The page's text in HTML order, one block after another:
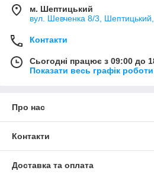
м. Шептицький
вул. Шевченка 8/3, Шептицький,
Контакти
Сьогодні працює з 09:00 до
Показати весь графік роботи
Про нас
Контакти
Доставка та оплата